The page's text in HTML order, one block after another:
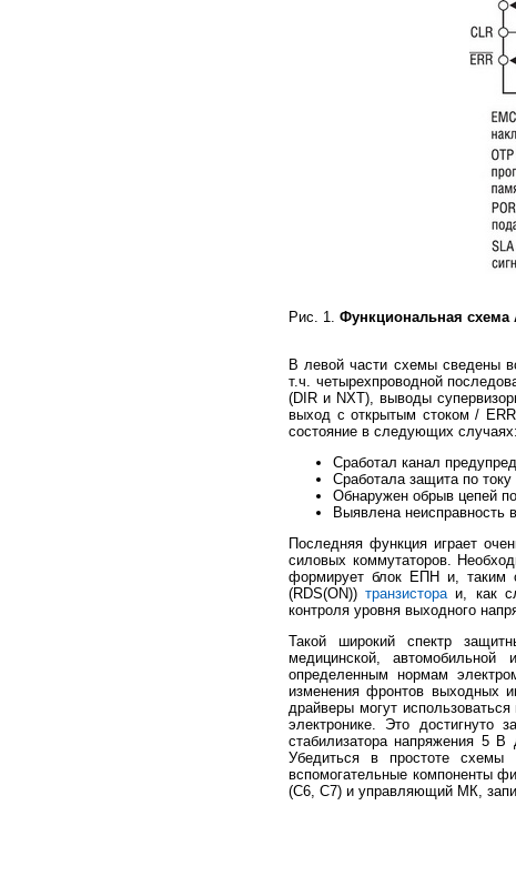
Рис. 1. Функциональная схема
В левой части схемы сведены
т.ч. четырехпроводной
(DIR и NXT), выводы
выход с открытым стоком /
состояние в следующих случаях:
Сработал канал
Сработала защита по
Обнаружен обрыв цепей
Выявлена неисправность
Последняя функция играет
силовых коммутаторов.
формирует блок ЕПН и, таким
(RDS(ON))транзистораи, как
контроля уровня выходного
Такой широкий спектр
медицинской,
определенным нормам
изменения фронтов выходных
драйверы могут
электронике. Это достигнуто
стабилизатора напряжения 5
Убедиться в простоте
вспомогательные компоненты
(С6, С7) и управляющий МК,